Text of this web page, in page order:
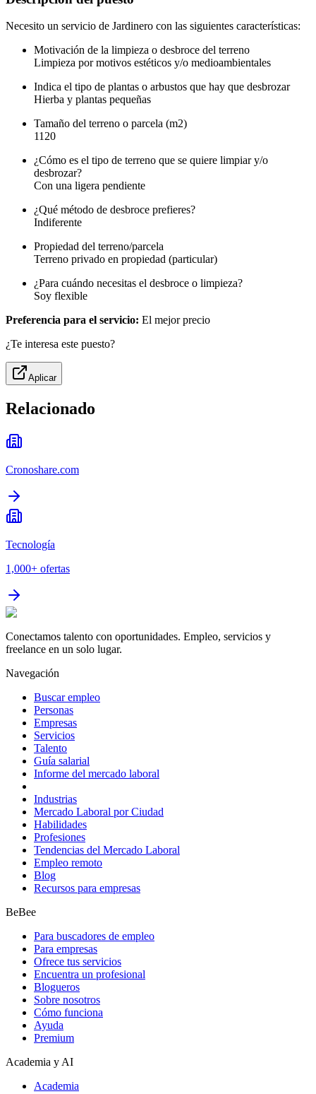
Necesito un servicio de Jardinero con las siguientes características:
Motivación de la limpieza o desbroce del terreno
Limpieza por motivos estéticos y/o medioambientales
Indica el tipo de plantas o arbustos que hay que desbrozar
Hierba y plantas pequeñas
Tamaño del terreno o parcela (m2)
1120
¿Cómo es el tipo de terreno que se quiere limpiar y/o
desbrozar?
Con una ligera pendiente
¿Qué método de desbroce prefieres?
Indiferente
Propiedad del terreno/parcela
Terreno privado en propiedad (particular)
¿Para cuándo necesitas el desbroce o limpieza?
Soy flexible
Preferencia para el servicio: El mejor precio
¿Te interesa este puesto?
Aplicar
Relacionado
Cronoshare.com
Tecnología
1,000+ ofertas
Conectamos talento con oportunidades. Empleo, servicios y
freelance en un solo lugar.
Navegación
Buscar empleo
Personas
Empresas
Servicios
Talento
Guía salarial
Informe del mercado laboral
Industrias
Mercado Laboral por Ciudad
Habilidades
Profesiones
Tendencias del Mercado Laboral
Empleo remoto
Blog
Recursos para empresas
BeBee
Para buscadores de empleo
Para empresas
Ofrece tus servicios
Encuentra un profesional
Blogueros
Sobre nosotros
Cómo funciona
Ayuda
Premium
Academia y AI
Academia